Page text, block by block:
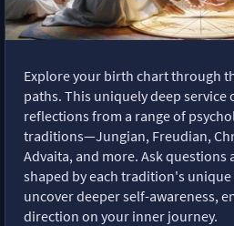
Explore your birth chart through
paths. This uniquely deep service
reflections from a range of
traditions—Jungian, Freudian,
Advaita, and more. Ask questions
shaped by each tradition's
uncover deeper self-awareness,
direction on your inner journey.